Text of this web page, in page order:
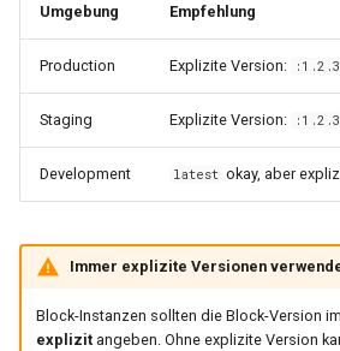
Umgebung Empfehlung
Production Explizite Version: :1.2.3
Staging Explizite Version: :1.2.3
Development latest okay, aber
Immer explizite Versionen
Block-Instanzen sollten die Block-Version im
explizitangeben. Ohne explizite Version